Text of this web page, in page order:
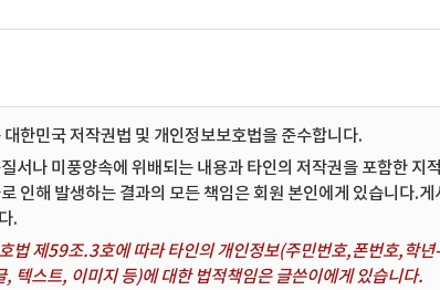
대한민국 저작권법 및 개인정보보호법을 준수합니다.
서나 미풍양속에 위배되는 내용과 타인의 저작권을 포함한 지
인해 발생하는 결과의 모든 책임은 회원 본인에게 있습니다.
.
법 제59조.3호에 따라 타인의 개인정보(주민번호,폰번호,학
, 텍스트, 이미지 등)에 대한 법적책임은 글쓴이에게 있습니다.